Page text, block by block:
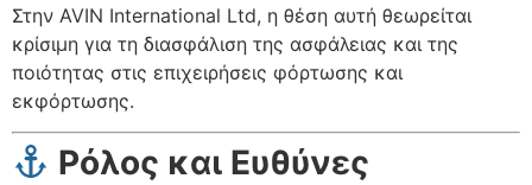
Στην AVIN International Ltd, η θέση αυτή θεωρείται
κρίσιμη για τη διασφάλιση της ασφάλειας και της
ποιότητας στις επιχειρήσεις φόρτωσης και
εκφόρτωσης.
Ρόλος και Ευθύνες